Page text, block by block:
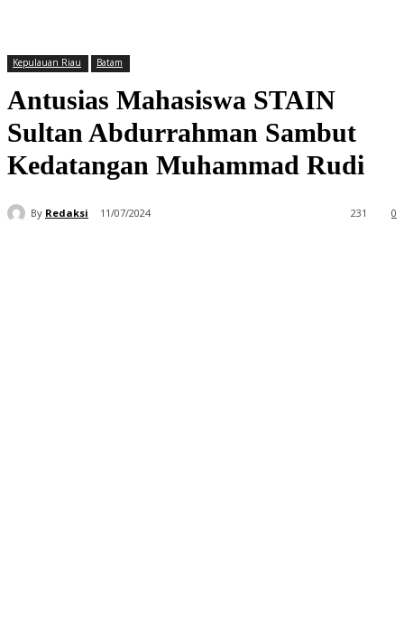
Kepulauan Riau Batam
Antusias Mahasiswa STAIN
Sultan Abdurrahman Sambut
Kedatangan Muhammad Rudi
By Redaksi 11/07/2024 0
231